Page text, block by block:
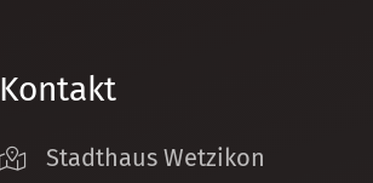
Kontakt
Stadthaus Wetzikon